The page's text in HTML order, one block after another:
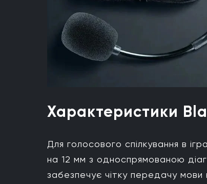
Характеристики
Для голосового спілкування в
на 12 мм з односпрямованою
забезпечує чітку передачу мови